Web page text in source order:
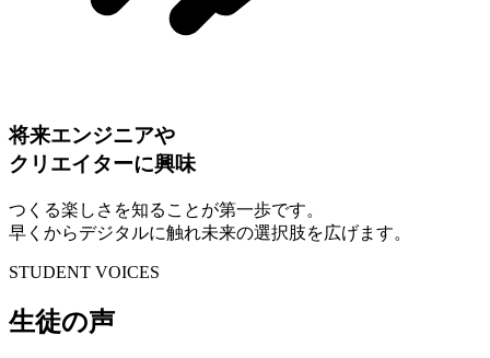
将来エンジニアや
クリエイターに興味
つくる楽しさを知ることが第一歩です。
早くからデジタルに触れ未来の選択肢を広げます。
STUDENT VOICES
生徒の声